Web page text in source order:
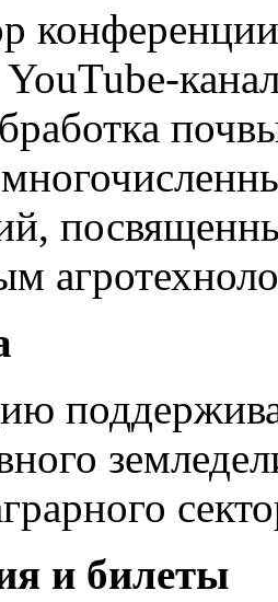
YouTube-
и билеты